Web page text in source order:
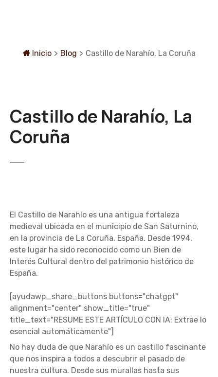
Inicio > Blog > Castillo de Narahío, La Coruña
Castillo de Narahío, La
Coruña
El Castillo de Narahío es una antigua fortaleza
medieval ubicada en el municipio de San Saturnino,
en la provincia de La Coruña, España. Desde 1994,
este lugar ha sido reconocido como un Bien de
Interés Cultural dentro del patrimonio histórico de
España.
[ayudawp_share_buttons buttons="chatgpt"
alignment="center" show_title="true"
title_text="RESUME ESTE ARTÍCULO CON IA: Extrae lo
esencial automáticamente"]
No hay duda de que Narahío es un castillo fascinante
que nos inspira a todos a descubrir el pasado de
nuestra cultura. Desde sus murallas hasta sus